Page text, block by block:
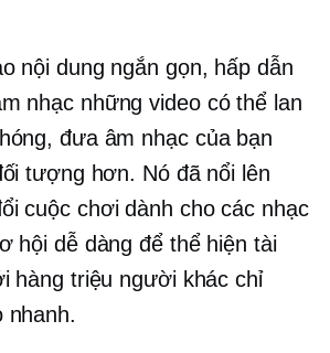
nội dung ngắn gọn, hấp dẫn
nhạcnhững video có thể lan
đưa âm nhạc của bạn
tượng hơn. Nó đã nổi lên
cuộc chơidành cho các nhạc
hội dễ dàng để thể hiện tài
hàng triệu người khác chỉ
nhanh.